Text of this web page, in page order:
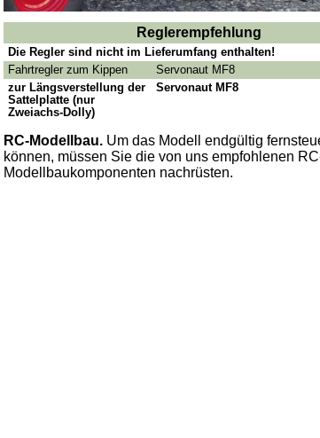
Reglerempfehlung
Die Regler sind nicht im Lieferumfang enthalten!
Fahrtregler zum Kippen
Servonaut MF8
zur Längsverstellung der
Sattelplatte (nur
Zweiachs-Dolly)
Servonaut MF8
RC-Modellbau. Um das Modell endgültig
können, müssen Sie die von uns empfohlenen
Modellbaukomponenten nachrüsten.